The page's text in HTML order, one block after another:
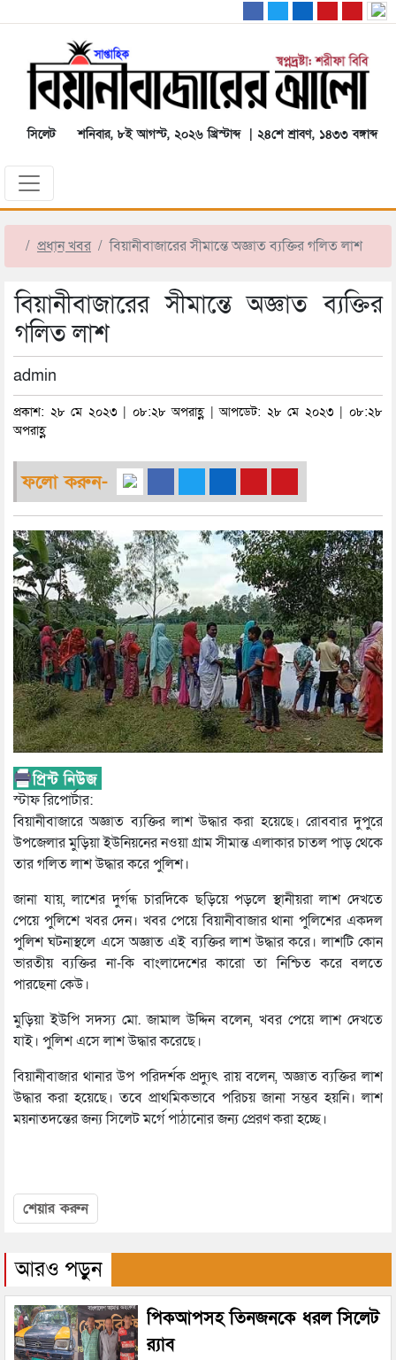
সিলেট শনিবার, ৮ই আগস্ট, ২০২৬ খ্রিস্টাব্দ | ২৪শে শ্রাবণ, ১৪৩৩ বঙ্গাব্দ
প্রধান খবর বিয়ানীবাজারের সীমান্তে অজ্ঞাত ব্যক্তির গলিত লাশ
বিয়ানীবাজারের সীমান্তে অজ্ঞাত ব্যক্তির
গলিত লাশ
admin
প্রকাশ: ২৮ মে ২০২৩ | ০৮:২৮ অপরাহ্ণ | আপডেট: ২৮ মে ২০২৩ | ০৮:২৮
অপরাহ্ণ
ফলো করুন-
স্টাফ রিপোর্টার:
বিয়ানীবাজারে অজ্ঞাত ব্যক্তির লাশ উদ্ধার করা হয়েছে। রোববার দুপুরে
উপজেলার মুড়িয়া ইউনিয়নের নওয়া গ্রাম সীমান্ত এলাকার চাতল পাড় থেকে
তার গলিত লাশ উদ্ধার করে পুলিশ।
জানা যায়, লাশের দুর্গন্ধ চারদিকে ছড়িয়ে পড়লে স্থানীয়রা লাশ দেখতে
পেয়ে পুলিশে খবর দেন। খবর পেয়ে বিয়ানীবাজার থানা পুলিশের একদল
পুলিশ ঘটনাস্থলে এসে অজ্ঞাত এই ব্যক্তির লাশ উদ্ধার করে। লাশটি কোন
ভারতীয় ব্যক্তির না-কি বাংলাদেশের কারো তা নিশ্চিত করে বলতে
পারছেনা কেউ।
মুড়িয়া ইউপি সদস্য মো. জামাল উদ্দিন বলেন, খবর পেয়ে লাশ দেখতে
যাই। পুলিশ এসে লাশ উদ্ধার করেছে।
বিয়ানীবাজার থানার উপ পরিদর্শক প্রদ্যুৎ রায় বলেন, অজ্ঞাত ব্যক্তির লাশ
উদ্ধার করা হয়েছে। তবে প্রাথমিকভাবে পরিচয় জানা সম্ভব হয়নি। লাশ
ময়নাতদন্তের জন্য সিলেট মর্গে পাঠানোর জন্য প্রেরণ করা হচ্ছে।
শেয়ার করুন
আরও পড়ুন
পিকআপসহ তিনজনকে ধরল সিলেট
র‌্যাব